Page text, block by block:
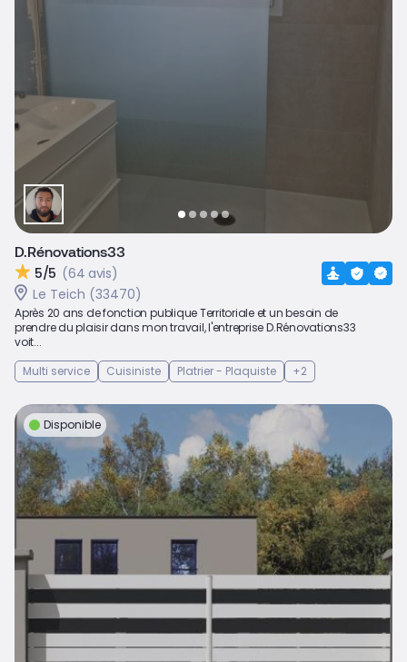
D.Rénovations33
5/5 (64 avis)
Le Teich (33470)
Après 20 ans de fonction publique Territoriale et un besoin de
prendre du plaisir dans mon travail, l'entreprise D.Rénovations33
voit...
Multi service
Cuisiniste Platrier - Plaquiste +2
Disponible